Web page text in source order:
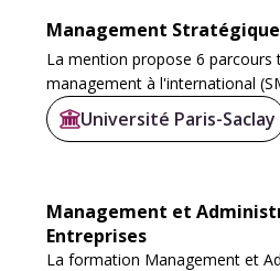
Management Stratégique
La mention propose 6 parcours
management à l'international
stratégique et changement
Business (MIBS), Recherche
Université Paris-Saclay
Management et
Entreprises
La formation Management et